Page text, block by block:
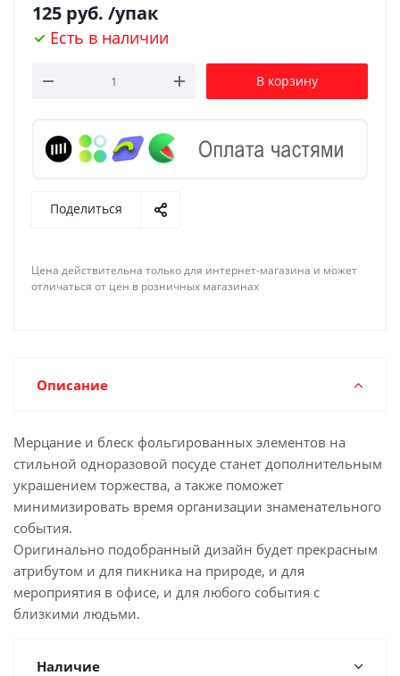
Оригинально подобранный дизайн будет
прекрасным атрибутом и для пикника на природе,
и для мероприятия в офисе, и для любого события
с близкими людьми.
125 руб. /упак
Есть в наличии
В корзину
Поделиться
Цена действительна только для интернет-магазина и может
отличаться от цен в розничных магазинах
Описание
Мерцание и блеск фольгированных элементов на
стильной одноразовой посуде станет дополнительным
украшением торжества, а также поможет
минимизировать время организации знаменательного
события.
Оригинально подобранный дизайн будет прекрасным
атрибутом и для пикника на природе, и для
мероприятия в офисе, и для любого события с
близкими людьми.
Наличие